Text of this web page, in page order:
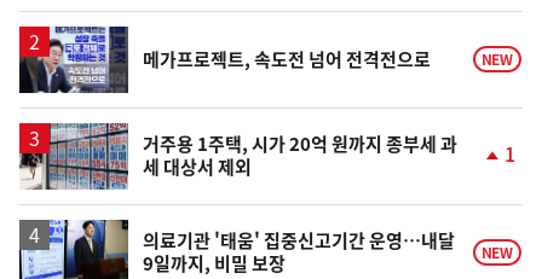
상
승
메가프로젝트, 속도전 넘어 전격전으로 NEW
거주용 1주택, 시가 20억 원까지 종부세 과
세 대상서 제외
상
승
1
의료기관 '태움' 집중신고기간 운영…내달
9일까지, 비밀 보장
NEW